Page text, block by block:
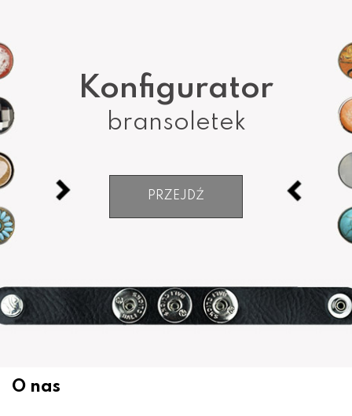
Konfigurator
bransoletek
PRZEJDŹ
O nas